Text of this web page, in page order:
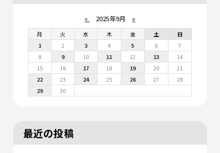
« 2025年9月 »
月 火 水 木 金 土
日
1
2 3 4 5 6
7
8
9 10 11 12 13
14
15
16 17 18 19 20
21
22
23 24 25 26 27
28
29
30
最近の投稿